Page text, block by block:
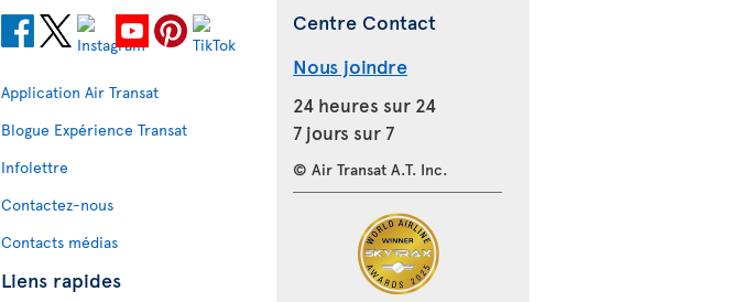
Application Air Transat
Blogue Expérience Transat
Infolettre
Contactez-nous
Contacts médias
Liens rapides
Centre Contact
Nous joindre
24 heures sur 24
7 jours sur 7
© Air Transat A.T. Inc.